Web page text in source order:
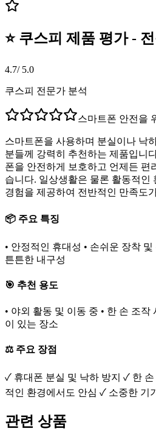
⭐ 쿠스피 제품 평가 -
4.7/ 5.0
쿠스피 전문가 분석
스마트폰 안전을
스마트폰을 사용하며 분실이나 낙
분들께 강력히 추천하는 제품입니
폰을 안전하게 보호하고 언제든 편
습니다. 일상생활은 물론 활동적인
경험을 제공하여 전반적인 만족도
📦 주요 특징
• 안정적인 휴대성 • 손쉬운 장착
튼튼한 내구성
🎯 추천 용도
• 야외 활동 및 이동 중 • 한 손 조작
이 있는 장소
⚖️ 주요 장점
✓ 휴대폰 분실 및 낙하 방지 ✓ 한
적인 환경에서도 안심 ✓ 소중한 기
관련 상품